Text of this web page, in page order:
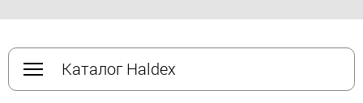
Каталог Haldex